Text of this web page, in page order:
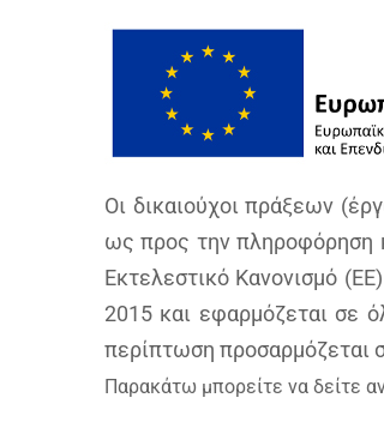
Οι δικαιούχοι πράξεων
ως προς την πληροφόρηση
Εκτελεστικό Κανονισμό
2015 και εφαρμόζεται σε
περίπτωση προσαρμόζεται
Παρακάτω μπορείτε να δείτε